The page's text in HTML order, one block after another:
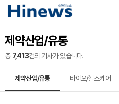
제약산업/유통
총 7,413건의 기사가 있습니다.
제약산업/유통 바이오/헬스케어